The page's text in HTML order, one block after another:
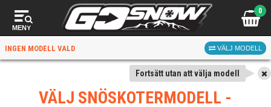
MENY
0
INGEN MODELL VALD VÄLJ MODELL
Fortsätt utan att välja modell
VÄLJ SNÖSKOTERMODELL -